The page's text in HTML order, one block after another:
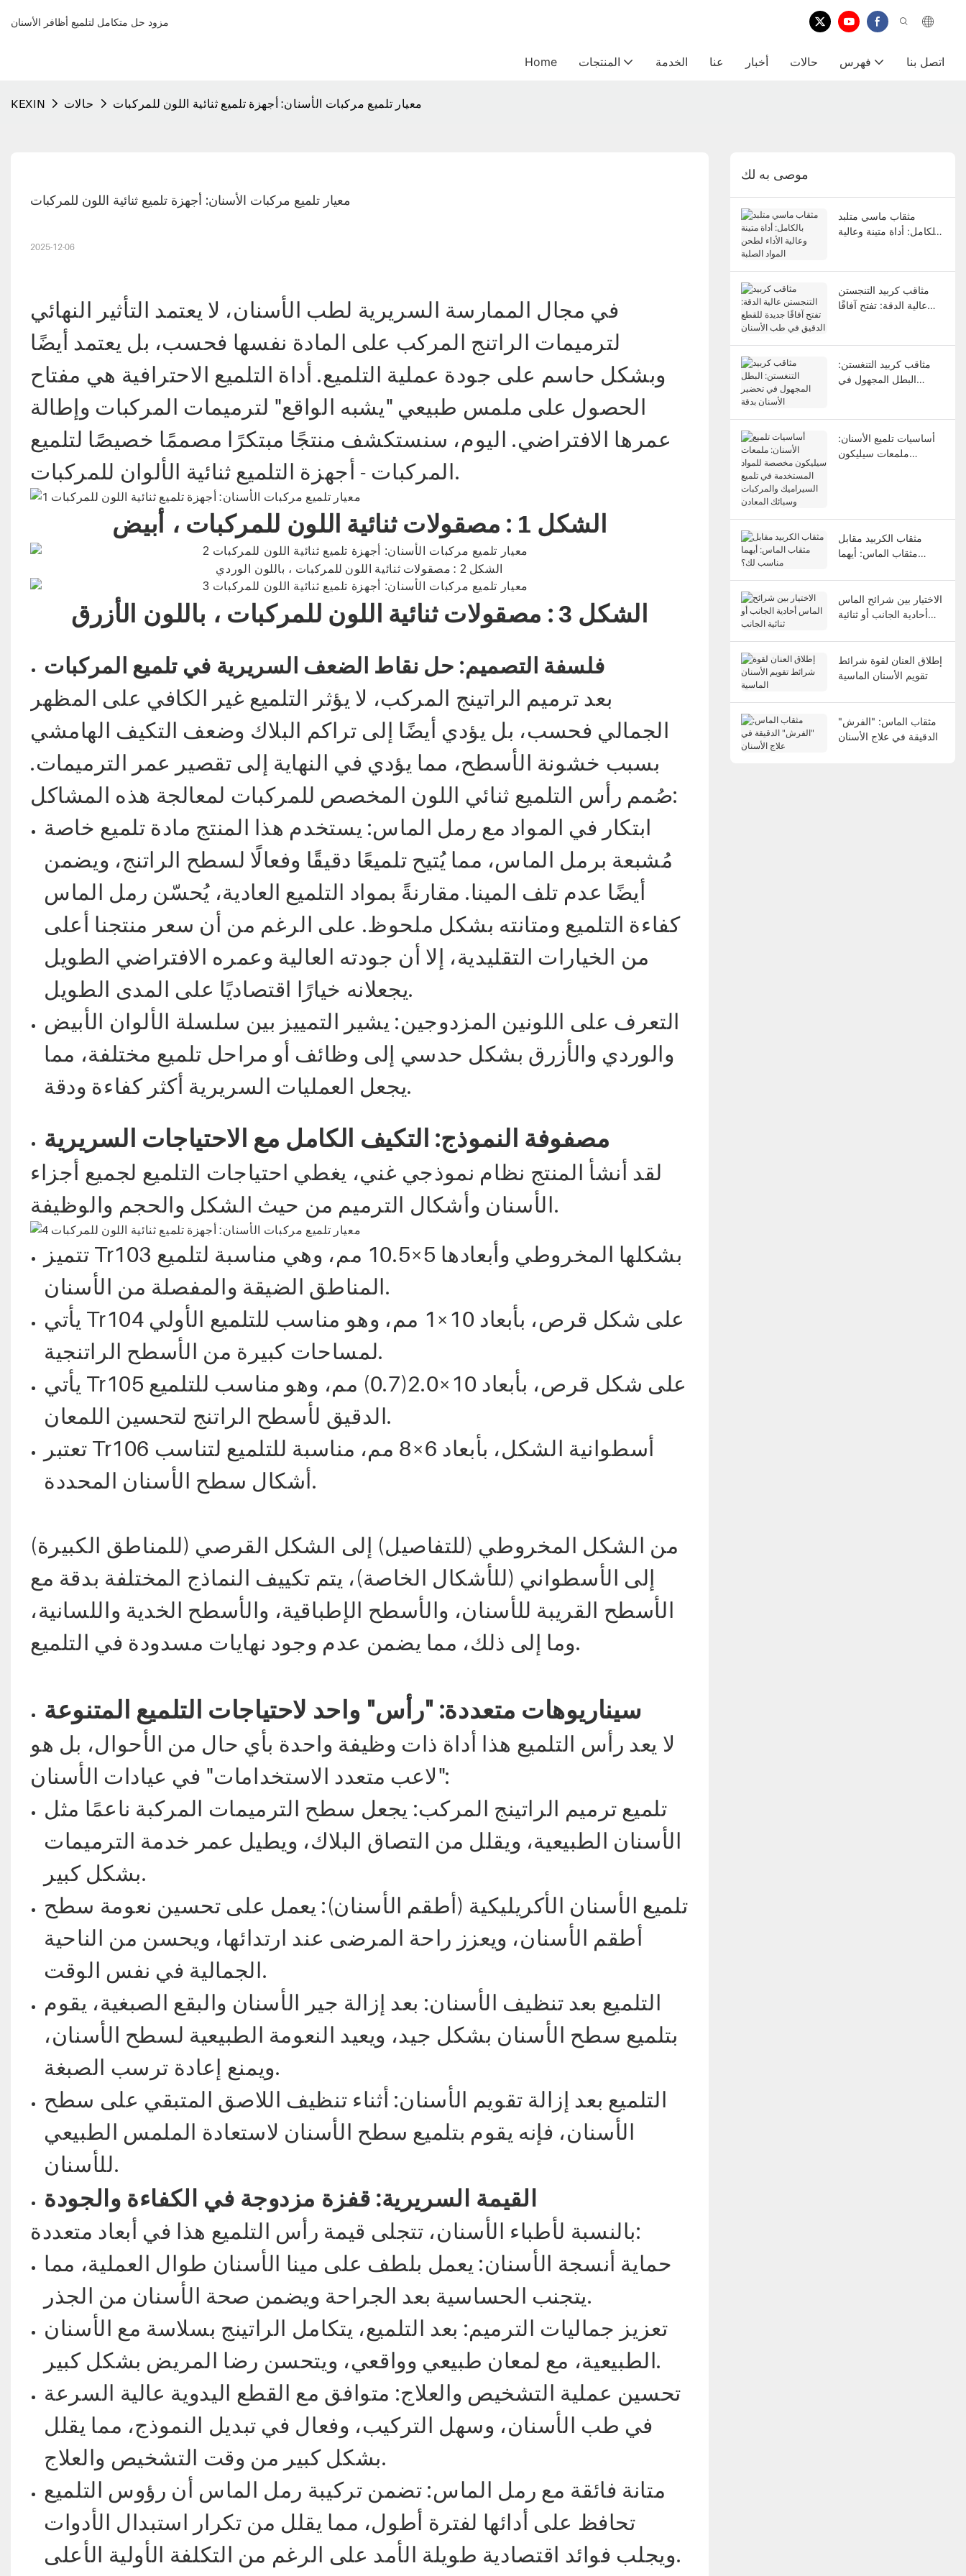
مزود حل متكامل لتلميع أظافر الأسنان
Home المنتجات الخدمة عنا أخبار حالات فهرس اتصل بنا
KEXIN حالات معيار تلميع مركبات الأسنان: أجهزة تلميع ثنائية اللون للمركبات
معيار تلميع مركبات الأسنان: أجهزة تلميع ثنائية اللون للمركبات
2025-12-06
في مجال الممارسة السريرية لطب الأسنان، لا يعتمد التأثير النهائي
لترميمات الراتنج المركب على المادة نفسها فحسب، بل يعتمد أيضًا
وبشكل حاسم على جودة عملية التلميع. أداة التلميع الاحترافية هي مفتاح
الحصول على ملمس طبيعي "يشبه الواقع" لترميمات المركبات وإطالة
عمرها الافتراضي. اليوم، سنستكشف منتجًا مبتكرًا مصممًا خصيصًا لتلميع
المركبات - أجهزة التلميع ثنائية الألوان للمركبات.
الشكل 1 : مصقولات ثنائية اللون للمركبات ، أبيض
الشكل 2 : مصقولات ثنائية اللون للمركبات ، باللون الوردي
الشكل 3 : مصقولات ثنائية اللون للمركبات ، باللون الأزرق
فلسفة التصميم: حل نقاط الضعف السريرية في تلميع المركبات
بعد ترميم الراتينج المركب، لا يؤثر التلميع غير الكافي على المظهر
الجمالي فحسب، بل يؤدي أيضًا إلى تراكم البلاك وضعف التكيف الهامشي
بسبب خشونة الأسطح، مما يؤدي في النهاية إلى تقصير عمر الترميمات.
صُمم رأس التلميع ثنائي اللون المخصص للمركبات لمعالجة هذه المشاكل:
ابتكار في المواد مع رمل الماس: يستخدم هذا المنتج مادة تلميع خاصة
مُشبعة برمل الماس، مما يُتيح تلميعًا دقيقًا وفعالًا لسطح الراتنج، ويضمن
أيضًا عدم تلف المينا. مقارنةً بمواد التلميع العادية، يُحسّن رمل الماس
كفاءة التلميع ومتانته بشكل ملحوظ. على الرغم من أن سعر منتجنا أعلى
من الخيارات التقليدية، إلا أن جودته العالية وعمره الافتراضي الطويل
يجعلانه خيارًا اقتصاديًا على المدى الطويل.
التعرف على اللونين المزدوجين: يشير التمييز بين سلسلة الألوان الأبيض
والوردي والأزرق بشكل حدسي إلى وظائف أو مراحل تلميع مختلفة، مما
يجعل العمليات السريرية أكثر كفاءة ودقة.
مصفوفة النموذج: التكيف الكامل مع الاحتياجات السريرية
لقد أنشأ المنتج نظام نموذجي غني، يغطي احتياجات التلميع لجميع أجزاء
الأسنان وأشكال الترميم من حيث الشكل والحجم والوظيفة.
تتميز Tr103 بشكلها المخروطي وأبعادها 5×10.5 مم، وهي مناسبة لتلميع
المناطق الضيقة والمفصلة من الأسنان.
يأتي Tr104 على شكل قرص، بأبعاد 10×1 مم، وهو مناسب للتلميع الأولي
لمساحات كبيرة من الأسطح الراتنجية.
يأتي Tr105 على شكل قرص، بأبعاد 10×2.0(0.7) مم، وهو مناسب للتلميع
الدقيق لأسطح الراتنج لتحسين اللمعان.
تعتبر Tr106 أسطوانية الشكل، بأبعاد 6×8 مم، مناسبة للتلميع لتناسب
أشكال سطح الأسنان المحددة.
من الشكل المخروطي (للتفاصيل) إلى الشكل القرصي (للمناطق الكبيرة)
إلى الأسطواني (للأشكال الخاصة)، يتم تكييف النماذج المختلفة بدقة مع
الأسطح القريبة للأسنان، والأسطح الإطباقية، والأسطح الخدية واللسانية،
وما إلى ذلك، مما يضمن عدم وجود نهايات مسدودة في التلميع.
سيناريوهات متعددة: "رأس" واحد لاحتياجات التلميع المتنوعة
لا يعد رأس التلميع هذا أداة ذات وظيفة واحدة بأي حال من الأحوال، بل هو
"لاعب متعدد الاستخدامات" في عيادات الأسنان:
تلميع ترميم الراتينج المركب: يجعل سطح الترميمات المركبة ناعمًا مثل
الأسنان الطبيعية، ويقلل من التصاق البلاك، ويطيل عمر خدمة الترميمات
بشكل كبير.
تلميع الأسنان الأكريليكية (أطقم الأسنان): يعمل على تحسين نعومة سطح
أطقم الأسنان، ويعزز راحة المرضى عند ارتدائها، ويحسن من الناحية
الجمالية في نفس الوقت.
التلميع بعد تنظيف الأسنان: بعد إزالة جير الأسنان والبقع الصبغية، يقوم
بتلميع سطح الأسنان بشكل جيد، ويعيد النعومة الطبيعية لسطح الأسنان،
ويمنع إعادة ترسب الصبغة.
التلميع بعد إزالة تقويم الأسنان: أثناء تنظيف اللاصق المتبقي على سطح
الأسنان، فإنه يقوم بتلميع سطح الأسنان لاستعادة الملمس الطبيعي
للأسنان.
القيمة السريرية: قفزة مزدوجة في الكفاءة والجودة
بالنسبة لأطباء الأسنان، تتجلى قيمة رأس التلميع هذا في أبعاد متعددة:
حماية أنسجة الأسنان: يعمل بلطف على مينا الأسنان طوال العملية، مما
يتجنب الحساسية بعد الجراحة ويضمن صحة الأسنان من الجذر.
تعزيز جماليات الترميم: بعد التلميع، يتكامل الراتينج بسلاسة مع الأسنان
الطبيعية، مع لمعان طبيعي وواقعي، ويتحسن رضا المريض بشكل كبير.
تحسين عملية التشخيص والعلاج: متوافق مع القطع اليدوية عالية السرعة
في طب الأسنان، وسهل التركيب، وفعال في تبديل النموذج، مما يقلل
بشكل كبير من وقت التشخيص والعلاج.
متانة فائقة مع رمل الماس: تضمن تركيبة رمل الماس أن رؤوس التلميع
تحافظ على أدائها لفترة أطول، مما يقلل من تكرار استبدال الأدوات
ويجلب فوائد اقتصادية طويلة الأمد على الرغم من التكلفة الأولية الأعلى.
موصى به لك
مثقاب ماسي متلبد
بالكامل: أداة متينة وعالية
مثاقب كربيد التنجستن
عالية الدقة: تفتح آفاقًا
مثاقب كربيد التنغستن:
البطل المجهول في
أساسيات تلميع الأسنان:
ملمعات سيليكون
مثقاب الكربيد مقابل
مثقاب الماس: أيهما
الاختيار بين شرائح الماس
أحادية الجانب أو ثنائية
إطلاق العنان لقوة شرائط
تقويم الأسنان الماسية
مثقاب الماس: "الفرش"
الدقيقة في علاج الأسنان